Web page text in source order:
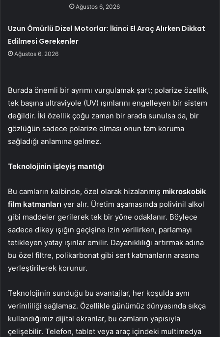
Ağustos 6, 2026
Uzun Ömürlü Dizel Motorlar: İkinci El Araç Alırken Dikkat
Edilmesi Gerekenler
Ağustos 6, 2026
Burada önemli bir ayrımı vurgulamak şart; polarize özellik,
tek başına ultraviyole (UV) ışınlarını engelleyen bir sistem
değildir. İki özellik çoğu zaman bir arada sunulsa da, bir
gözlüğün sadece polarize olması onun tam koruma
sağladığı anlamına gelmez.
Teknolojinin işleyiş mantığı
Bu camların kalbinde, özel olarak hizalanmış mikroskobik
film katmanları yer alır. Üretim aşamasında polivinil alkol
gibi maddeler gerilerek tek bir yöne odaklanır. Böylece
sadece dikey ışığın geçişine izin verilirken, parlamayı
tetikleyen yatay ışınlar emilir. Dayanıklılığı artırmak adına
bu özel filtre, polikarbonat gibi sert katmanların arasına
yerleştirilerek korunur.
Teknolojinin sunduğu bu avantajlar, her koşulda aynı
verimliliği sağlamaz. Özellikle günümüz dünyasında sıkça
kullandığımız dijital ekranlar, bu camların yapısıyla
çelişebilir. Telefon, tablet veya araç içindeki multimedya